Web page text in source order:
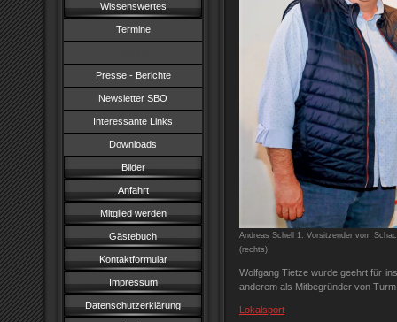
Wissenswertes
Termine
Presse - Berichte
Newsletter SBO
Interessante Links
Downloads
Bilder
Anfahrt
Mitglied werden
Gästebuch
Kontaktformular
Impressum
Datenschutzerklärung
Andreas Schell 1. Vorsitzender vom
(rechts)
Wolfgang Tietze wurde geehrt für
anderem als Mitbegründer von
Lokalsport